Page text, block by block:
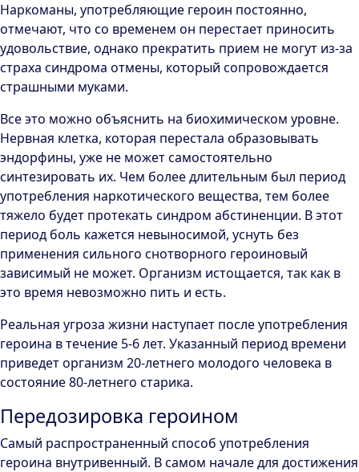
Наркоманы, употребляющие героин постоянно,
отмечают, что со временем он перестает приносить
удовольствие, однако прекратить прием не могут из-за
страха синдрома отмены, который сопровождается
страшными муками.
Все это можно объяснить на биохимическом уровне.
Нервная клетка, которая перестала образовывать
эндорфины, уже не может самостоятельно
синтезировать их. Чем более длительным был период
употребления наркотического вещества, тем более
тяжело будет протекать синдром абстиненции. В этот
период боль кажется невыносимой, уснуть без
применения сильного снотворного героиновый
зависимый не может. Организм истощается, так как в
это время невозможно пить и есть.
Реальная угроза жизни наступает после употребления
героина в течение 5-6 лет. Указанный период времени
приведет организм 20-летнего молодого человека в
состояние 80-летнего старика.
Передозировка героином
Самый распространенный способ употребления
героина внутривенный. В самом начале для достижения